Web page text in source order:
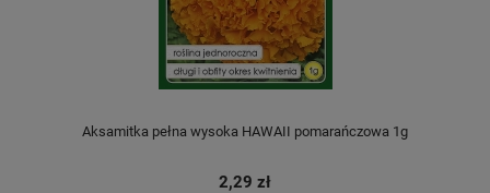
Aksamitka pełna wysoka HAWAII pomarańczowa 1g
2,29 zł